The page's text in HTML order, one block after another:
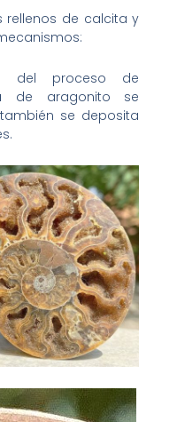
rellenos de calcita y
del proceso de
de aragonito se
se deposita